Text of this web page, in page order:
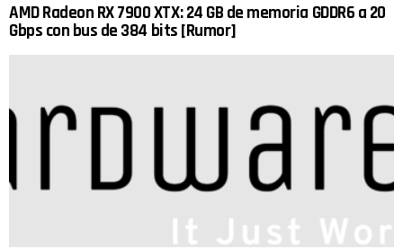
AMD Radeon RX 7900 XTX: 24 GB de memoria GDDR6 a 20
Gbps con bus de 384 bits [Rumor]